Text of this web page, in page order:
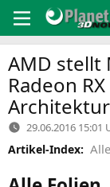
Inhalt
springen
AMD stellt
Radeon RX
29.06.2016 15:01
Artikel-Index: